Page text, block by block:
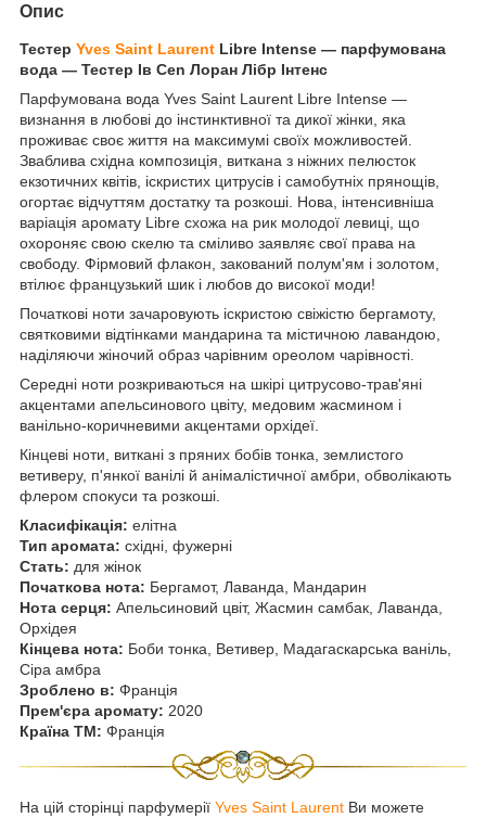
Опис
Тестер Yves Saint Laurent Libre Intense — парфумована
вода — Тестер Ів Cen Лоран Лібр Інтенс
Парфумована вода Yves Saint Laurent Libre Intense —
визнання в любові до інстинктивної та дикої жінки, яка
проживає своє життя на максимумі своїх можливостей.
Зваблива східна композиція, виткана з ніжних пелюсток
екзотичних квітів, іскристих цитрусів і самобутніх прянощів,
огортає відчуттям достатку та розкоші. Нова, інтенсивніша
варіація аромату Libre схожа на рик молодої левиці, що
охороняє свою скелю та сміливо заявляє свої права на
свободу. Фірмовий флакон, закований полум'ям і золотом,
втілює французький шик і любов до високої моди!
Початкові ноти зачаровують іскристою свіжістю бергамоту,
святковими відтінками мандарина та містичною лавандою,
наділяючи жіночий образ чарівним ореолом чарівності.
Середні ноти розкриваються на шкірі цитрусово-трав'яні
акцентами апельсинового цвіту, медовим жасмином і
ванільно-коричневими акцентами орхідеї.
Кінцеві ноти, виткані з пряних бобів тонка, землистого
ветиверу, п'янкої ванілі й анімалістичної амбри, обволікають
флером спокуси та розкоші.
Класифікація: елітна
Тип аромата: східні, фужерні
Стать: для жінок
Початкова нота: Бергамот, Лаванда, Мандарин
Нота серця: Апельсиновий цвіт, Жасмин самбак, Лаванда,
Орхідея
Кінцева нота: Боби тонка, Ветивер, Мадагаскарська ваніль,
Сіра амбра
Зроблено в: Франція
Прем'єра аромату: 2020
Країна ТМ: Франція
На цій сторінці парфумерії Yves Saint Laurent Ви можете